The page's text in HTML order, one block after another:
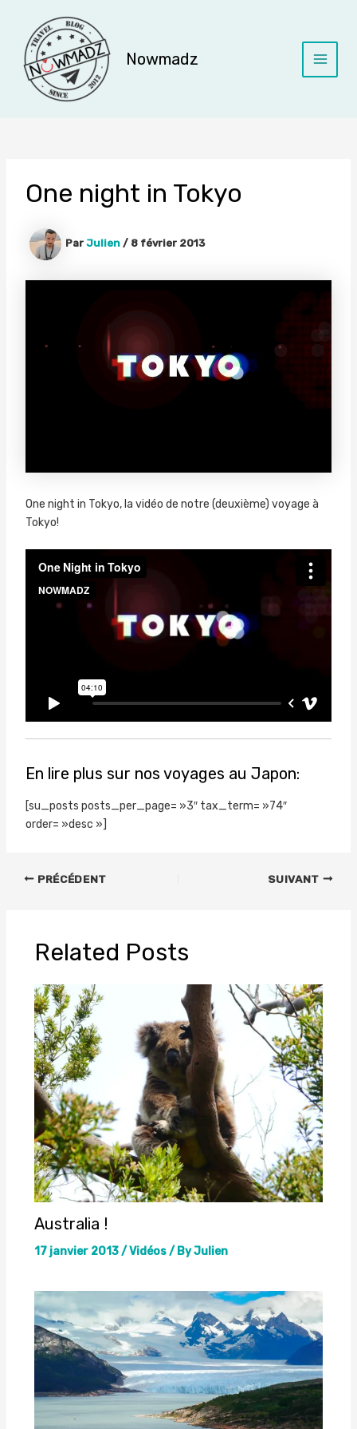
contenu
Nowmadz
Main
One night in Tokyo
Par Julien / 8 février 2013
One night in Tokyo, la vidéo de notre (deuxième) voyage à
Tokyo!
En lire plus sur nos voyages au Japon:
[su_posts posts_per_page= »3″ tax_term= »74″
order= »desc »]
PRÉCÉDENT SUIVANT
Related Posts
Australia !
17 janvier 2013/Vidéos/ ByJulien